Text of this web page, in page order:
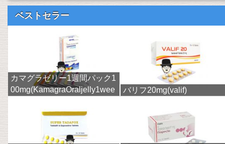
ベストセラー
カマグラゼリー1週間パック1
00mg(KamagraOraljelly1wee
バリフ20mg(valif)